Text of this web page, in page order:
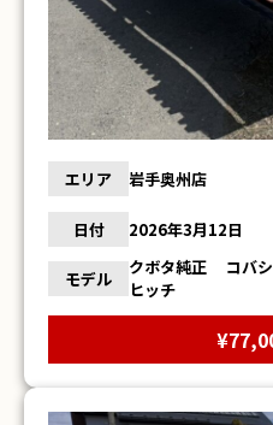
エリア 岩手奥州店
日付 2026年3月12日
モデル
クボタ純正 コバ
ヒッチ